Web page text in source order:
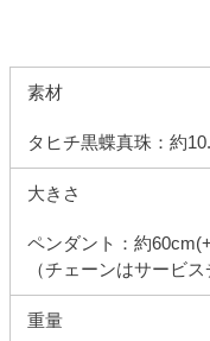
素材
タヒチ黒蝶真珠：約
大きさ
ペンダント：約
（チェーンはサービ
重量